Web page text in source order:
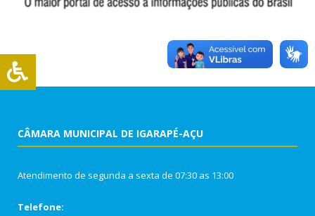
CÂMARA MUNICIPAL DE IGARAPÉ-AÇU
Atendimento de segunda a sexta de 07:30 as 13:00
Telefone: